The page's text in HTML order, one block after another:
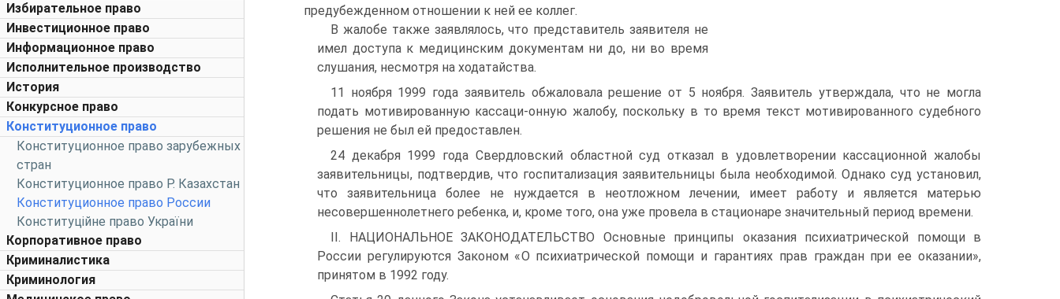
Избирательное право
Инвестиционное право
Информационное право
Исполнительное производство
История
Конкурсное право
Конституционное право
Конституционное право зарубежных
стран
Конституционное право Р. Казахстан
Конституционное право России
Конституційне право України
Корпоративное право
Криминалистика
Криминология
предубежденном отношении к ней ее коллег.
В жалобе также заявлялось, что представитель заявителя не
имел доступа к медицинским документам ни до, ни во время
слушания, несмотря на ходатайства.
11 ноября 1999 года заявитель обжаловала решение от 5 ноября. Заявитель утверждала, что не могла
подать мотивированную кассаци-онную жалобу, поскольку в то время текст мотивированного судебного
решения не был ей предоставлен.
24 декабря 1999 года Свердловский областной суд отказал в удовлетворении кассационной жалобы
заявительницы, подтвердив, что госпитализация заявительницы была необходимой. Однако суд установил,
что заявительница более не нуждается в неотложном лечении, имеет работу и является матерью
несовершеннолетнего ребенка, и, кроме того, она уже провела в стационаре значительный период времени.
II. НАЦИОНАЛЬНОЕ ЗАКОНОДАТЕЛЬСТВО Основные принципы оказания психиатрической помощи в
России регулируются Законом «О психиатрической помощи и гарантиях прав граждан при ее оказании»,
принятом в 1992 году.